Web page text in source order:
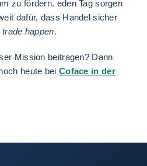
zu fördern. eden Tag sorgen
dafür, dass Handel sicher
happen.
Mission beitragen? Dann
heute bei Coface in der